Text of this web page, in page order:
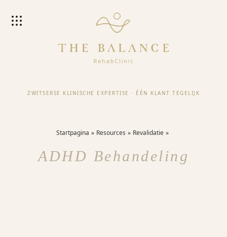
ZWITSERSE KLINISCHE EXPERTISE · ÉÉN KLANT TEGELIJK
Startpagina Resources Revalidatie
ADHD Behandeling